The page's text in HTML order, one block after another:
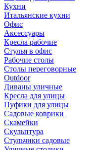
Кухни
Итальянские кухни
Офис
Аксессуары
Кресла рабочие
Стулья в офис
Рабочие столы
Столы переговорные
Outdoor
Диваны уличные
Кресла для улицы
Пуфики для улицы
Садовые коврики
Скамейки
Скульптура
Стульчики садовые